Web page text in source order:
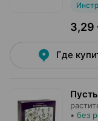
3,29
Где
• без